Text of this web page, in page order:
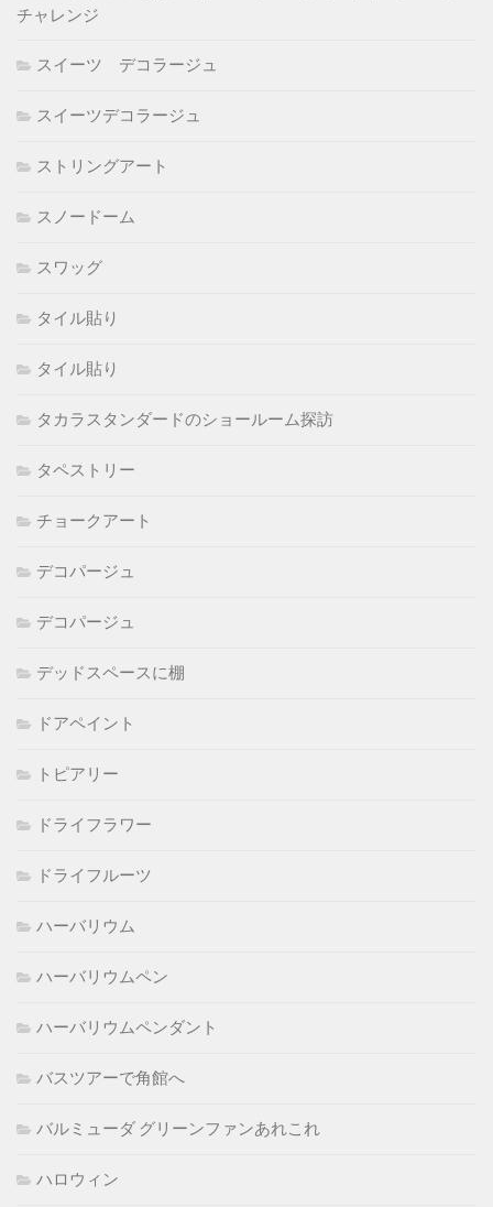
チャレンジ
スイーツ デコラージュ
スイーツデコラージュ
ストリングアート
スノードーム
スワッグ
タイル貼り
タイル貼り
タカラスタンダードのショールーム探訪
タペストリー
チョークアート
デコパージュ
デコパージュ
デッドスペースに棚
ドアペイント
トピアリー
ドライフラワー
ドライフルーツ
ハーバリウム
ハーバリウムペン
ハーバリウムペンダント
バスツアーで角館へ
バルミューダ グリーンファンあれこれ
ハロウィン